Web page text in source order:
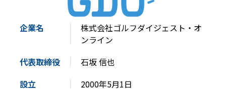
企業名
株式会社ゴルフダイジェスト・オ
ンライン
代表取締役
石坂 信也
設立
2000年5月1日